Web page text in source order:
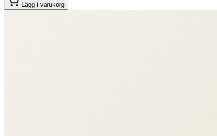
Lägg i varukorg